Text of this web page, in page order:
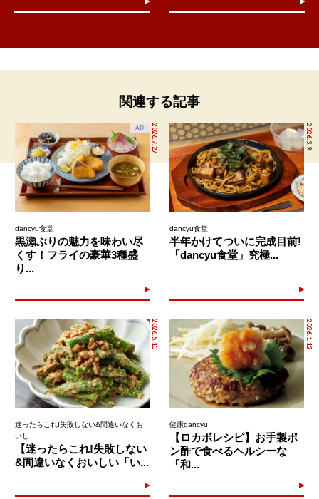
関連する記事
2026.7.27
AD
dancyu食堂
黒瀬ぶりの魅力を味わい尽
くす！フライの豪華3種盛
り...
2026.3.9
dancyu食堂
半年かけてついに完成目前!
「dancyu食堂」究極...
2026.5.13
迷ったらこれ!失敗しない&間違いなくお
いし...
【迷ったらこれ!失敗しない
&間違いなくおいしい「い...
2026.1.12
健康dancyu
【ロカボレシピ】お手製ポ
ン酢で食べるヘルシーな
「和...